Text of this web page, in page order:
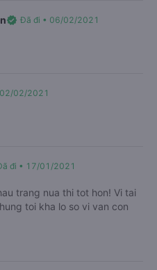
Long
verified Đã đi • 06/02/2021
02/2021
đi • 17/01/2021
trang nua thi tot hon! Vi tai
toi kha lo so vi van con